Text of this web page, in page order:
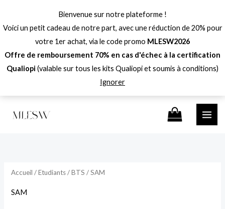
Bienvenue sur notre plateforme !
Voici un petit cadeau de notre part, avec une réduction de 20% pour
votre 1er achat, via le code promo MLESW2026
Offre de remboursement 70% en cas d'échec à la certification
Qualiopi (valable sur tous les kits Qualiopi et soumis à conditions)
Ignorer
contenu
Accueil /Etudiants/BTS / SAM
SAM